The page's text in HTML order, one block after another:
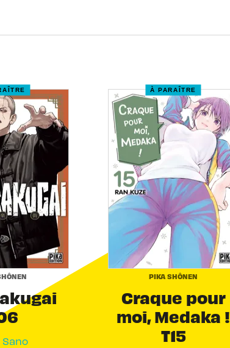
À PARAÎTRE
PIKA SHÔNEN
Craque pour
moi, Medaka !
T15